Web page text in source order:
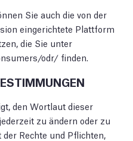
Sie auch die von der
eingerichtete Plattform
die Sie unter
odr/ finden.
den Wortlaut dieser
zu ändern oder zu
Rechte und Pflichten,